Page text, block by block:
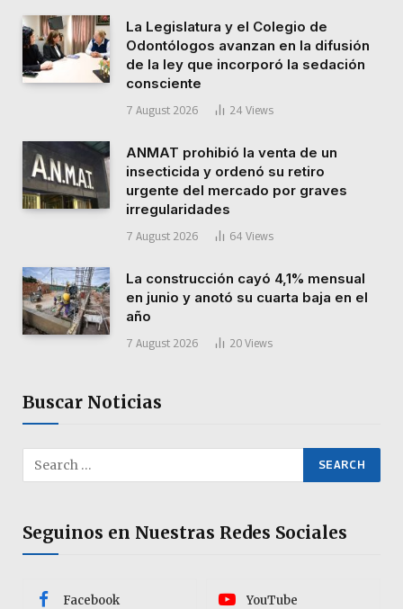
La Legislatura y el Colegio de
Odontólogos avanzan en la difusión
de la ley que incorporó la sedación
consciente
7 August 2026 24 Views
ANMAT prohibió la venta de un
insecticida y ordenó su retiro
urgente del mercado por graves
irregularidades
7 August 2026 64 Views
La construcción cayó 4,1% mensual
en junio y anotó su cuarta baja en el
año
7 August 2026 20 Views
Buscar Noticias
Seguinos en Nuestras Redes Sociales
Facebook YouTube